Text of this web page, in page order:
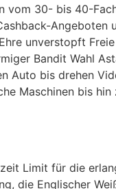
30- bis 40-
Angeboten
unverstopft
Bandit Wahl
Auto bis drehen
Maschinen bis
Limit für die
die Englischer